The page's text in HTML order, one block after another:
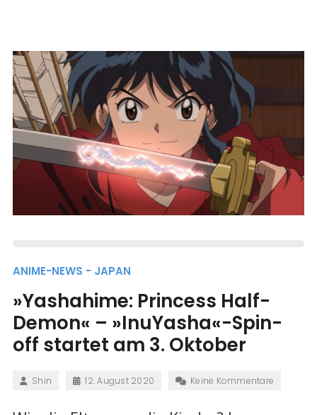
ANIME-NEWS - JAPAN
»Yashahime: Princess Half-
Demon« – »InuYasha«-Spin-
off startet am 3. Oktober
Shin 12. August 2020 Keine Kommentare